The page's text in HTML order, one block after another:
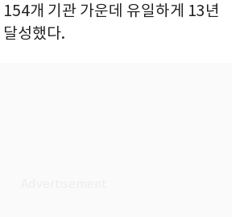
개 기관 가운데 유일하게 13년
성했다.